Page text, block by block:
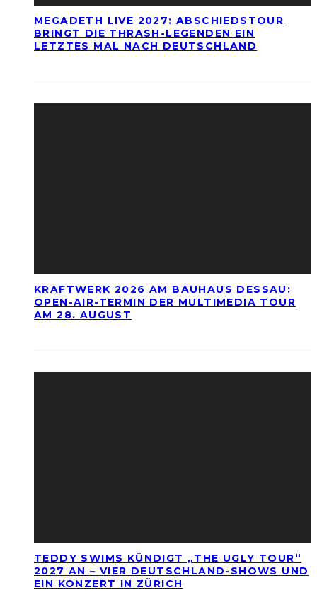
MEGADETH LIVE 2027: ABSCHIEDSTOUR
BRINGT DIE THRASH-LEGENDEN EIN
LETZTES MAL NACH DEUTSCHLAND
KRAFTWERK 2026 AM BAUHAUS DESSAU:
OPEN-AIR-TERMIN DER MULTIMEDIA TOUR
AM 28. AUGUST
TEDDY SWIMS KÜNDIGT „THE UGLY TOUR“
2027 AN – VIER DEUTSCHLAND-SHOWS UND
EIN KONZERT IN ZÜRICH